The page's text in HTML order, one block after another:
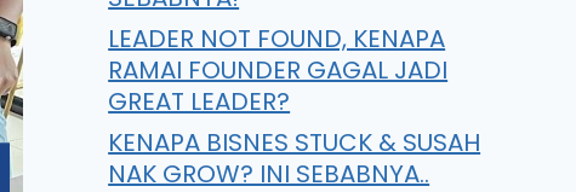
LEADER NOT FOUND, KENAPA
RAMAI FOUNDER GAGAL JADI
GREAT LEADER?
KENAPA BISNES STUCK & SUSAH
NAK GROW? INI SEBABNYA..